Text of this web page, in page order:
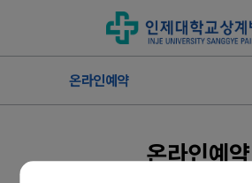
온라인예약
온라인예약